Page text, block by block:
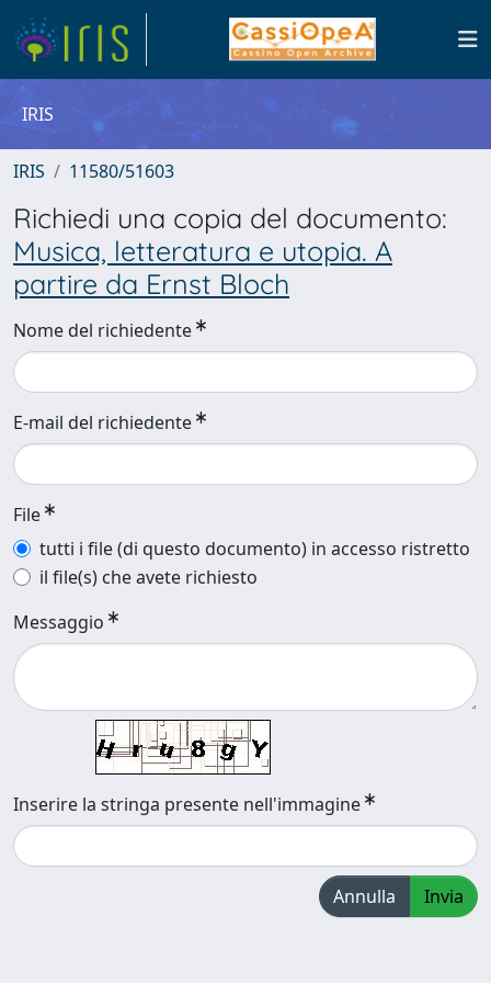
IRIS
IRIS 11580/51603
Richiedi una copia del documento:
Musica, letteratura e utopia. A
partire da Ernst Bloch
Nome del richiedente
E-mail del richiedente
File
tutti i file (di questo documento) in accesso ristretto
il file(s) che avete richiesto
Messaggio
Inserire la stringa presente nell'immagine
Annulla Invia